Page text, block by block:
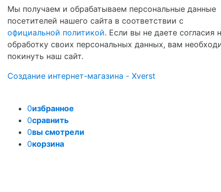
Мы получаем и обрабатываем персональные данные
посетителей нашего сайта в соответствии с
официальной политикой. Если вы не даете согласия
обработку своих персональных данных, вам
покинуть наш сайт.
Создание интернет-магазина - Xverst
0избранное
0сравнить
0вы смотрели
0корзина